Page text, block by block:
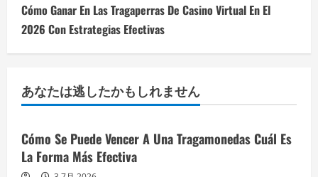
Cómo Ganar En Las Tragaperras De Casino Virtual En El
2026 Con Estrategias Efectivas
あなたは逃したかもしれません
Cómo Se Puede Vencer A Una Tragamonedas Cuál Es
La Forma Más Efectiva